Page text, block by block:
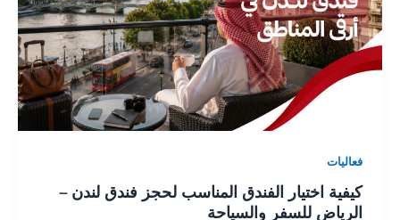
فعاليات
كيفية اختيار الفندق المناسب لحجز فندق لندن –
الرياض للسفر والسياحة